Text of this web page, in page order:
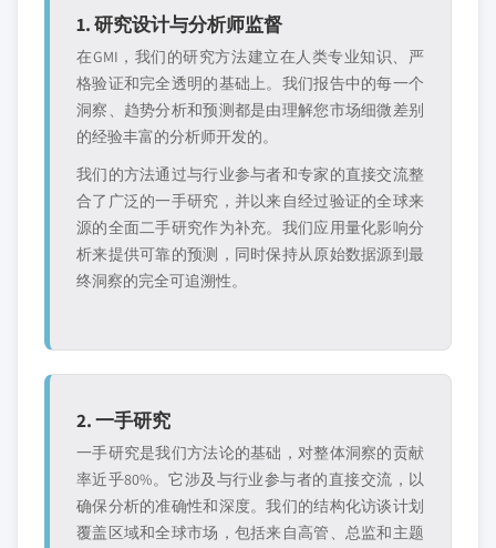
1. 研究设计与分析师监督
在GMI，我们的研究方法建立在人类专业知识、严
格验证和完全透明的基础上。我们报告中的每一个
洞察、趋势分析和预测都是由理解您市场细微差别
的经验丰富的分析师开发的。
我们的方法通过与行业参与者和专家的直接交流整
合了广泛的一手研究，并以来自经过验证的全球来
源的全面二手研究作为补充。我们应用量化影响分
析来提供可靠的预测，同时保持从原始数据源到最
终洞察的完全可追溯性。
2. 一手研究
一手研究是我们方法论的基础，对整体洞察的贡献
率近乎80%。它涉及与行业参与者的直接交流，以
确保分析的准确性和深度。我们的结构化访谈计划
覆盖区域和全球市场，包括来自高管、总监和主题